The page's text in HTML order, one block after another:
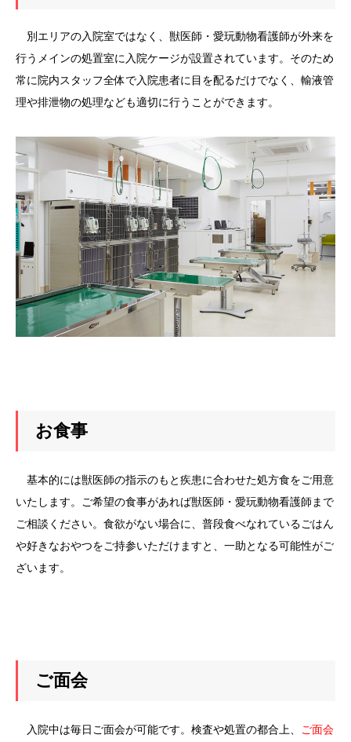
別エリアの入院室ではなく、獣医師・愛玩動物看護師が外来を
行うメインの処置室に入院ケージが設置されています。そのため
常に院内スタッフ全体で入院患者に目を配るだけでなく、輸液管
理や排泄物の処理なども適切に行うことができます。
お食事
基本的には獣医師の指示のもと疾患に合わせた処方食をご用意
いたします。ご希望の食事があれば獣医師・愛玩動物看護師まで
ご相談ください。食欲がない場合に、普段食べなれているごはん
や好きなおやつをご持参いただけますと、一助となる可能性がご
ざいます。
ご面会
入院中は毎日ご面会が可能です。検査や処置の都合上、
ご面会